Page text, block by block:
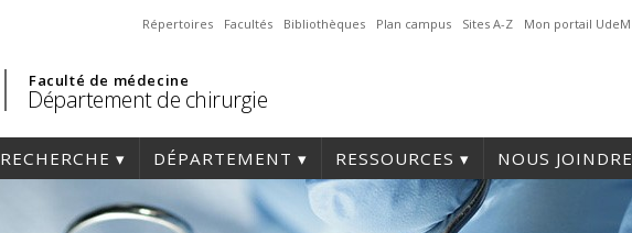
Répertoires Facultés Bibliothèques Plan campus Sites A-Z Mon portail UdeM
Faculté de médecine
Département de chirurgie
RECHERCHE DÉPARTEMENT RESSOURCES NOUS JOINDRE